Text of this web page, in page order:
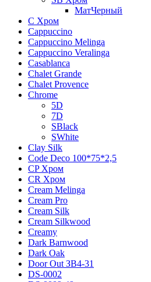
МатЧерный
C Хром
Cappuccino
Cappuccino Melinga
Cappuccino Veralinga
Casablanca
Chalet Grande
Chalet Provence
Chrome
5D
7D
SBlack
SWhite
Clay Silk
Code Deco 100*75*2,5
CP Хром
CR Хром
Cream Melinga
Cream Pro
Cream Silk
Cream Silkwood
Creamy
Dark Barnwood
Dark Oak
Door Out ЗВ4-31
DS-0002